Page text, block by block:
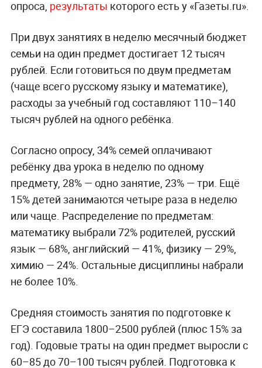
опроса, результаты которого есть у «Газеты.ru».
При двух занятиях в неделю месячный бюджет
семьи на один предмет достигает 12 тысяч
рублей. Если готовиться по двум предметам
(чаще всего русскому языку и математике),
расходы за учебный год составляют 110–140
тысяч рублей на одного ребёнка.
Согласно опросу, 34% семей оплачивают
ребёнку два урока в неделю по одному
предмету, 28% — одно занятие, 23% — три. Ещё
15% детей занимаются четыре раза в неделю
или чаще. Распределение по предметам:
математику выбрали 72% родителей, русский
язык — 68%, английский — 41%, физику — 29%,
химию — 24%. Остальные дисциплины набрали
не более 10%.
Средняя стоимость занятия по подготовке к
ЕГЭ составила 1800–2500 рублей (плюс 15% за
год). Годовые траты на один предмет выросли с
60–85 до 70–100 тысяч рублей. Подготовка к